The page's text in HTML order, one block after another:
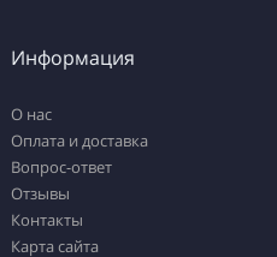
Информация
О нас
Оплата и доставка
Вопрос-ответ
Отзывы
Контакты
Карта сайта